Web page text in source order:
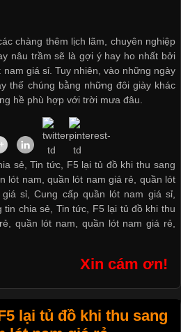
chàng thêm lịch lãm, chuyên nghiệp
nâu trầm sẽ là gợi ý hay ho nhất bởi
nam giá sỉ. Tuy nhiên, vào những ngày
thế chúng bằng những đôi giày khác
hề phù hợp với trời mưa đâu.
sẻ, Tin tức, F5 lại tủ đồ khi thu sang
lót nam, quần lót nam giá rẻ, quần lót
giá sỉ,Cung cấp quần lót nam giá sỉ,
tin chia sẻ, Tin tức, F5 lại tủ đồ khi thu
, quần lót nam, quần lót nam giá rẻ,
Xin cám ơn!
lại tủ đồ khi thu sang